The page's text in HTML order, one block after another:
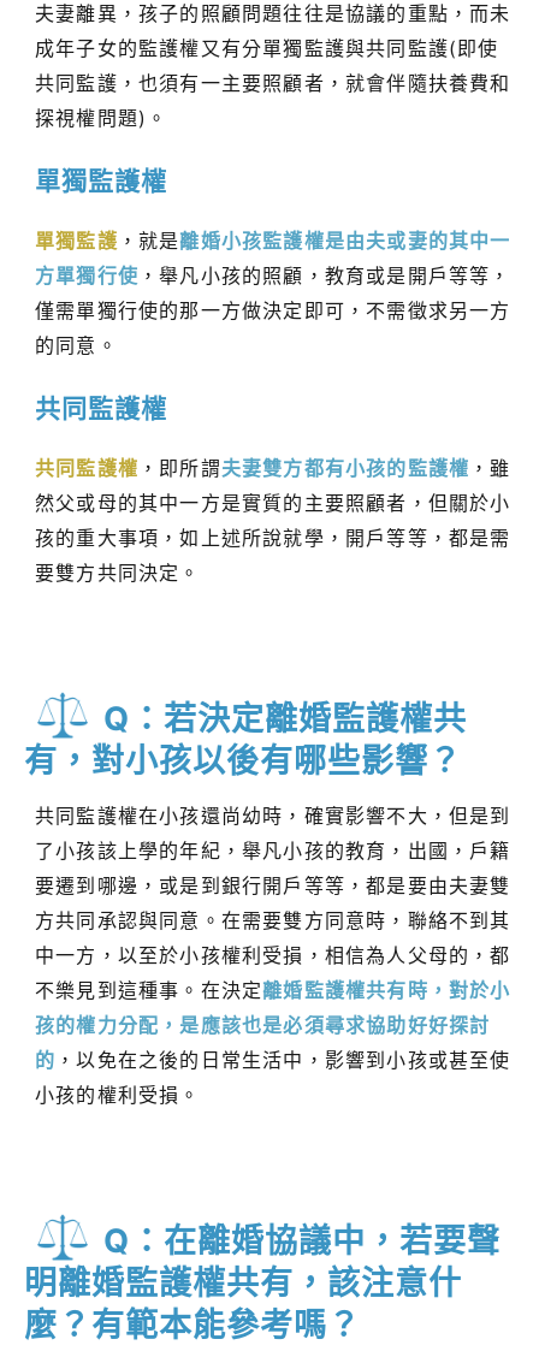
夫妻離異，孩子的照顧問題往往是協議的重點，而未
成年子女的監護權又有分單獨監護與共同監護(即使
共同監護，也須有一主要照顧者，就會伴隨扶養費和
探視權問題)。
單獨監護權
單獨監護 ，就是離婚小孩監護權是由夫或妻的其中一
方單獨行使 ，舉凡小孩的照顧，教育或是開戶等等，
僅需單獨行使的那一方做決定即可，不需徵求另一方
的同意。
共同監護權
共同監護權 ，即所謂夫妻雙方都有小孩的監護權 ，雖
然父或母的其中一方是實質的主要照顧者，但關於小
孩的重大事項，如上述所說就學，開戶等等，都是需
要雙方共同決定。
Q：若決定離婚監護權共
有，對小孩以後有哪些影響？
共同監護權在小孩還尚幼時，確實影響不大，但是到
了小孩該上學的年紀，舉凡小孩的教育，出國，戶籍
要遷到哪邊，或是到銀行開戶等等，都是要由夫妻雙
方共同承認與同意。在需要雙方同意時，聯絡不到其
中一方，以至於小孩權利受損，相信為人父母的，都
不樂見到這種事。在決定離婚監護權共有時，對於小
孩的權力分配，是應該也是必須尋求協助好好探討
的 ，以免在之後的日常生活中，影響到小孩或甚至使
小孩的權利受損。
Q：在離婚協議中，若要聲
明離婚監護權共有，該注意什
麼？有範本能參考嗎？